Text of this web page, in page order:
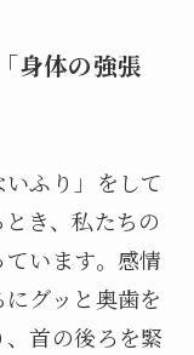
身体の強張
ふり」をして
き、私たちの
います。感情
グッと奥歯を
首の後ろを緊